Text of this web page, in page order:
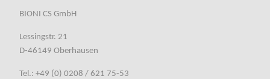
BIONI CS GmbH
Lessingstr. 21
D-46149 Oberhausen
Tel.: +49 (0) 0208 / 621 75-53